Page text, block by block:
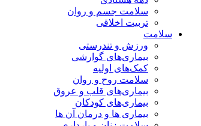
سلامت جسم و روان
تربیت اخلاقی
سلامت
ورزش و تندرستی
بیماری‌های گوارشی
کمک‌های اولیه
سلامت روح و روان
بیماری‌های قلب و عروق
بیماری‌های کودکان
بیماری ها و درمان آن ها